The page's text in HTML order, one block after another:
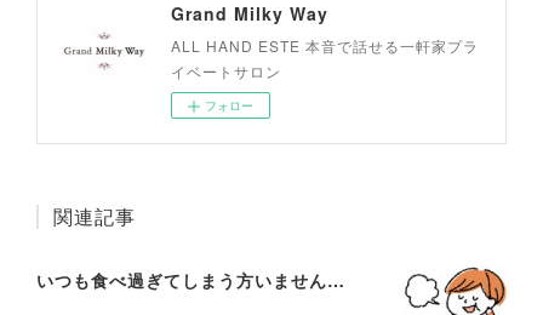
Grand Milky Way
ALL HAND ESTE 本音で話せる一軒家プラ
イベートサロン
フォロー
関連記事
いつも食べ過ぎてしまう方いませんか？